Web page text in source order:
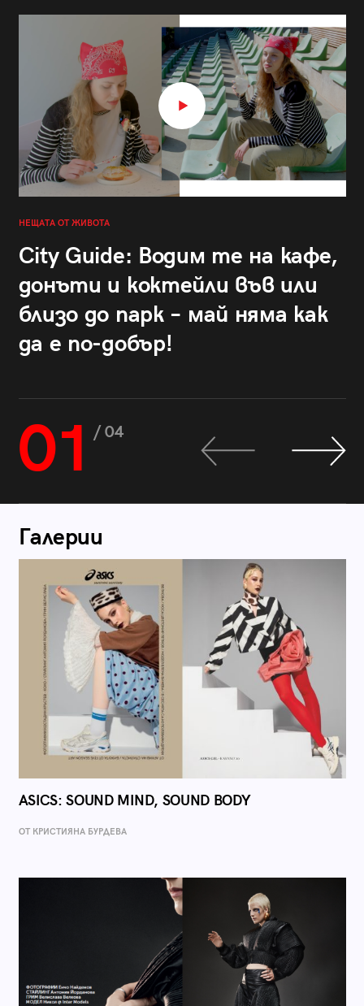
НЕЩАТА ОТ ЖИВОТА
City Guide: Водим те на кафе,
донъти и коктейли във или
близо до парк – май няма как
да е по-добър!
01 / 04
Галерии
ASICS: SOUND MIND, SOUND BODY
ОТ КРИСТИЯНА БУРДЕВА